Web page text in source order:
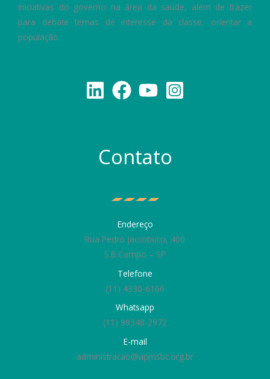
iniciativas do governo na área da saúde, além de trazer
para debate temas de interesse da classe, orientar a
população.
Contato
Endereço
Rua Pedro Jaccobucci, 400
S.B.Campo – SP
Telefone
(11) 4330-6166
Whatsapp
(11) 99348-2972
E-mail
administracao@apmsbc.org.br